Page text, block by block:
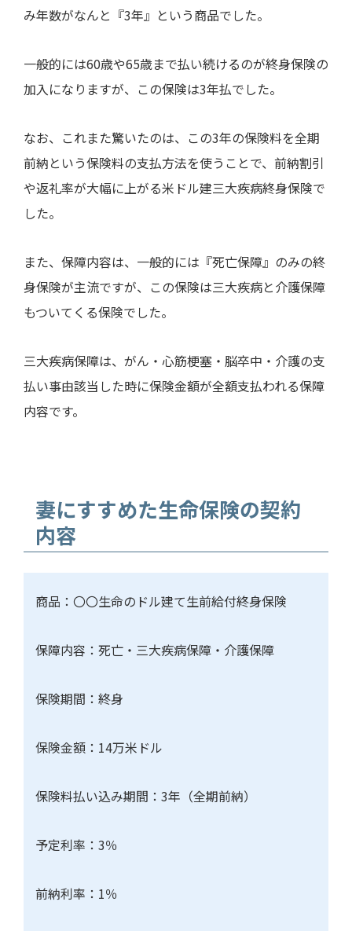
み年数がなんと『3年』という商品でした。
一般的には60歳や65歳まで払い続けるのが終身保険の
加入になりますが、この保険は3年払でした。
なお、これまた驚いたのは、この3年の保険料を全期
前納という保険料の支払方法を使うことで、前納割引
や返礼率が大幅に上がる米ドル建三大疾病終身保険で
した。
また、保障内容は、一般的には『死亡保障』のみの終
身保険が主流ですが、この保険は三大疾病と介護保障
もついてくる保険でした。
三大疾病保障は、がん・心筋梗塞・脳卒中・介護の支
払い事由該当した時に保険金額が全額支払われる保障
内容です。
妻にすすめた生命保険の契約
内容
商品：〇〇生命のドル建て生前給付終身保険
保障内容：死亡・三大疾病保障・介護保障
保険期間：終身
保険金額：14万米ドル
保険料払い込み期間： 3年（全期前納）
予定利率： 3％
前納利率： 1％